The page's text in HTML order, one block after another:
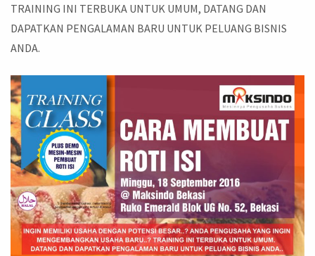
TRAINING INI TERBUKA UNTUK UMUM, DATANG DAN
DAPATKAN PENGALAMAN BARU UNTUK PELUANG BISNIS
ANDA.